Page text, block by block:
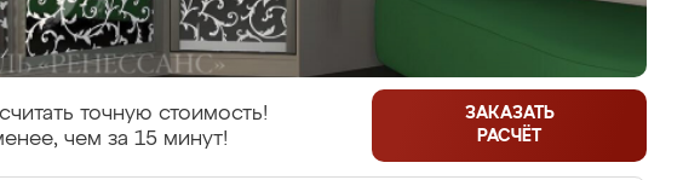
точную стоимость!
чем за 15 минут!
ЗАКАЗАТЬ
РАСЧЁТ